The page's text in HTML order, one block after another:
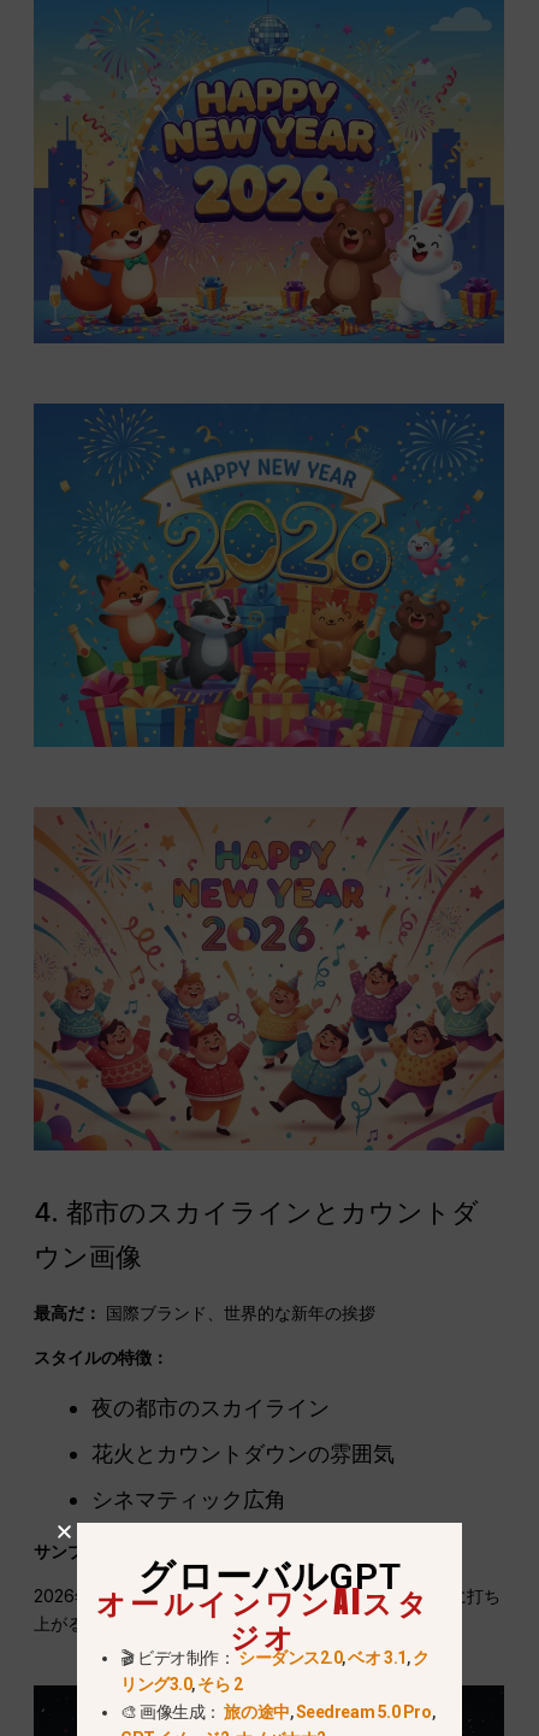
4. 都市のスカイラインとカウントダ
ウン画像
最高だ： 国際ブランド、世界的な新年の挨拶
スタイルの特徴：
夜の都市のスカイライン
花火とカウントダウンの雰囲気
シネマティック広角
サンプルAIプロンプト：
2026年 新年の夜、都市のスカイライン、ビル群の上空に打ち
上がる花火、映画のような広角ショット、超高精細画質
グローバルGPT
オールインワンAIスタ
ジオ
🎬 ビデオ制作：シーダンス2.0,ベオ 3.1,ク
リング3.0,そら 2
🎨 画像生成：旅の途中,Seedream 5.0 Pro,